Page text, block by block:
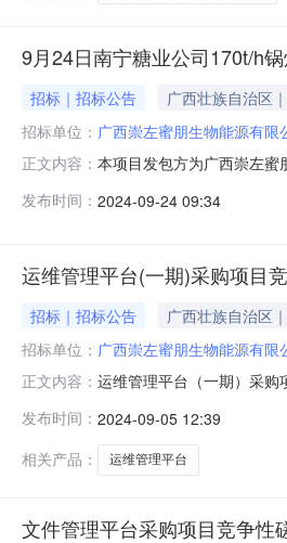
9月24日南宁糖业公司170t/h
招标｜招标公告 广西壮族自治区
招标单位： 广西崇左蜜朋生物能源有限
正文内容： 本项目发包方为广西崇左蜜
周悦（女士）,报名电话
发布时间： 2024-09-24 09:34
运维管理平台(一期)采购项目
招标｜招标公告
广西壮族自治区
招标单位： 广西崇左蜜朋生物能源有限
正文内容： 运维管理平台（一期）采
亚糖业有限公司、广西扶南
平台（一期）采购项目采用
发布时间： 2024-09-05 12:39
相关产品：
运维管理平台
文件管理平台采购项目竞争性